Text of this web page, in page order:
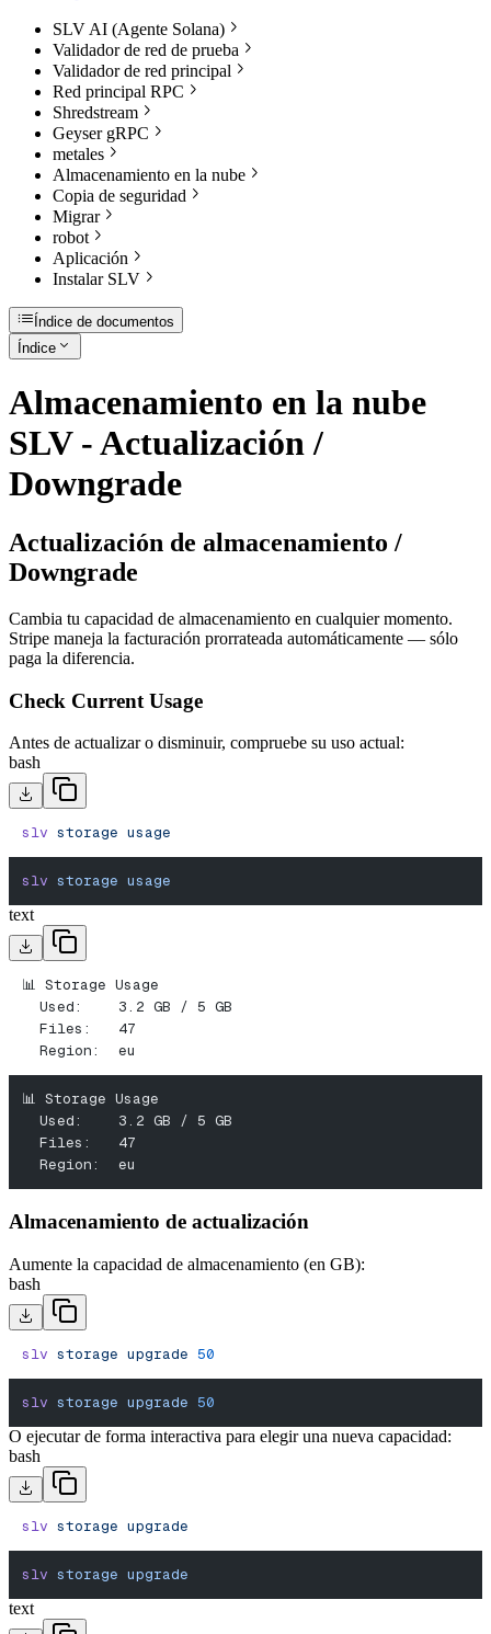
SLV AI (Agente Solana)
Validador de red de prueba
Validador de red principal
Red principal RPC
Shredstream
Geyser gRPC
metales
Almacenamiento en la nube
Copia de seguridad
Migrar
robot
Aplicación
Instalar SLV
Índice de documentos
Índice
Almacenamiento en la nube
SLV - Actualización /
Downgrade
Actualización de almacenamiento /
Downgrade
Cambia tu capacidad de almacenamiento en cualquier momento.
Stripe maneja la facturación prorrateada automáticamente — sólo
paga la diferencia.
Check Current Usage
Antes de actualizar o disminuir, compruebe su uso actual:
bash
slv storage usage
slv storage usage
text
📊 Storage Usage
  Used:    3.2 GB / 5 GB
  Files:   47
  Region:  eu
📊 Storage Usage
  Used:    3.2 GB / 5 GB
  Files:   47
  Region:  eu
Almacenamiento de actualización
Aumente la capacidad de almacenamiento (en GB):
bash
slv storage upgrade 50
slv storage upgrade 50
O ejecutar de forma interactiva para elegir una nueva capacidad:
bash
slv storage upgrade
slv storage upgrade
text